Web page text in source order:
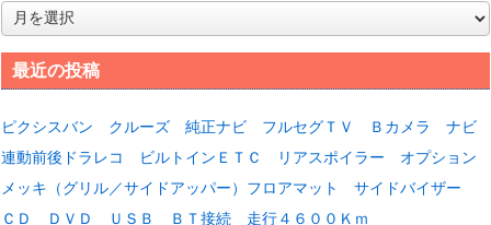
ア
ー
カ
イ最近の投稿
ピクシスバン クルーズ 純正ナビ フルセグＴＶ Ｂカメラ ナビ
連動前後ドラレコ ビルトインＥＴＣ リアスポイラー オプション
メッキ（グリル／サイドアッパー）フロアマット サイドバイザー
ＣＤ ＤＶＤ ＵＳＢ ＢＴ接続 走行４６００Ｋｍ